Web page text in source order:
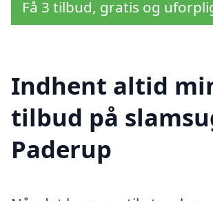
Få 3 tilbud, gratis og
Indhent altid
tilbud på
Paderup